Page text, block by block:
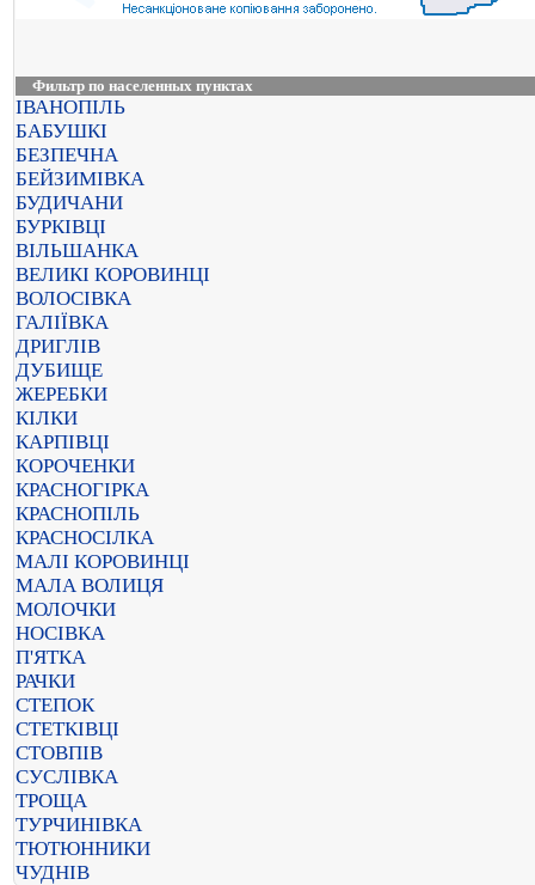
Фильтр по населенных пунктах
ІВАНОПІЛЬ
БАБУШКІ
БЕЗПЕЧНА
БЕЙЗИМІВКА
БУДИЧАНИ
БУРКІВЦІ
ВІЛЬШАНКА
ВЕЛИКІ КОРОВИНЦІ
ВОЛОСІВКА
ГАЛІЇВКА
ДРИГЛІВ
ДУБИЩЕ
ЖЕРЕБКИ
КІЛКИ
КАРПІВЦІ
КОРОЧЕНКИ
КРАСНОГІРКА
КРАСНОПІЛЬ
КРАСНОСІЛКА
МАЛІ КОРОВИНЦІ
МАЛА ВОЛИЦЯ
МОЛОЧКИ
НОСІВКА
П'ЯТКА
РАЧКИ
СТЕПОК
СТЕТКІВЦІ
СТОВПІВ
СУСЛІВКА
ТРОЩА
ТУРЧИНІВКА
ТЮТЮННИКИ
ЧУДНІВ